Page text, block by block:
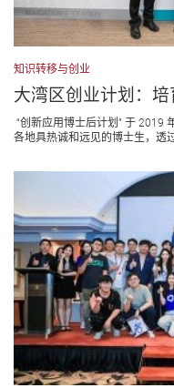
知识转移与创业
大湾区创业计划：
“创新应用博士后计划” 于 2019
各地具热诚和远见的博士生，透